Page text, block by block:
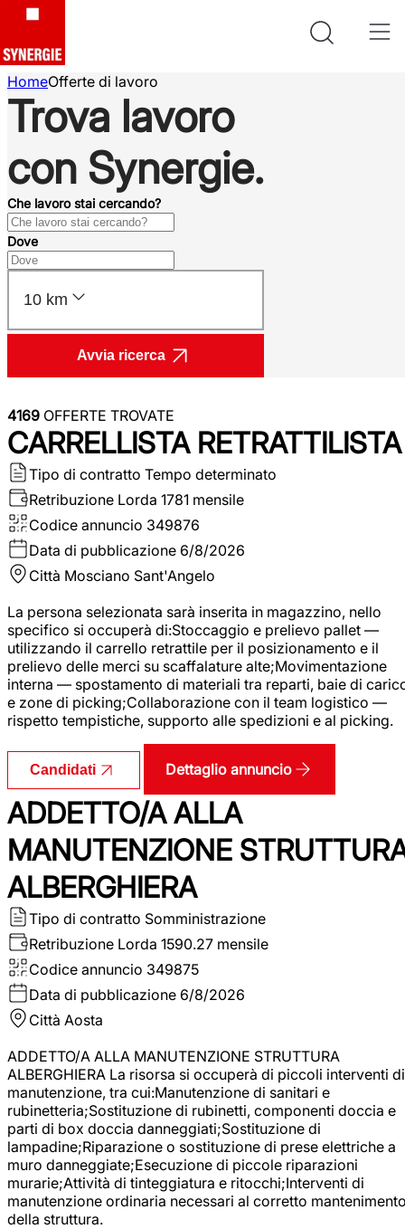
HomeOfferte di lavoro
Trova lavoro
con Synergie.
Che lavoro stai cercando?
Dove
10 km
Avvia ricerca
4169 OFFERTE TROVATE
CARRELLISTA RETRATTILISTA
Tipo di contratto Tempo determinato
Retribuzione Lorda 1781 mensile
Codice annuncio 349876
Data di pubblicazione 6/8/2026
Città Mosciano Sant'Angelo
La persona selezionata sarà inserita in magazzino, nello
specifico si occuperà di:Stoccaggio e prelievo pallet —
utilizzando il carrello retrattile per il posizionamento e il
prelievo delle merci su scaffalature alte;Movimentazione
interna — spostamento di materiali tra reparti, baie di
e zone di picking;Collaborazione con il team logistico —
rispetto tempistiche, supporto alle spedizioni e al picking.
Candidati Dettaglio annuncio
ADDETTO/A ALLA
MANUTENZIONE
ALBERGHIERA
Tipo di contratto Somministrazione
Retribuzione Lorda 1590.27 mensile
Codice annuncio 349875
Data di pubblicazione 6/8/2026
Città Aosta
ADDETTO/A ALLA MANUTENZIONE STRUTTURA
ALBERGHIERA La risorsa si occuperà di piccoli interventi di
manutenzione, tra cui:Manutenzione di sanitari e
rubinetteria;Sostituzione di rubinetti, componenti doccia e
parti di box doccia danneggiati;Sostituzione di
lampadine;Riparazione o sostituzione di prese elettriche a
muro danneggiate;Esecuzione di piccole riparazioni
murarie;Attività di tinteggiatura e ritocchi;Interventi di
manutenzione ordinaria necessari al corretto
della struttura.